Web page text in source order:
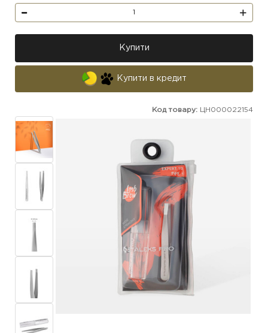
Код товару: ЦН000022154
Купити
Купити в кредит